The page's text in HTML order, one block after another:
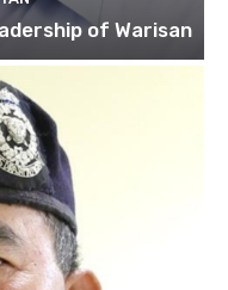
of Warisan